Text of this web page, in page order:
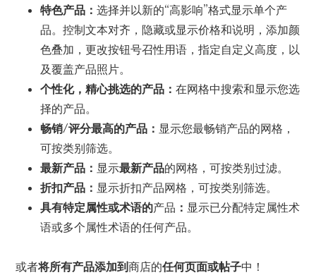
特色产品：选择并以新的“高影响”格式显示单个产
品。控制文本对齐，隐藏或显示价格和说明，添加颜
色叠加，更改按钮号召性用语，指定自定义高度，以
及覆盖产品照片。
个性化，精心挑选的产品：在网格中搜索和显示您选
择的产品。
畅销/评分最高的产品： 显示您最畅销产品的网格，
可按类别筛选。
最新产品： 显示最新产品的网格，可按类别过滤。
折扣产品： 显示折扣产品网格，可按类别筛选。
具有特定属性或术语的产品 ： 显示已分配特定属性术
语或多个属性术语的任何产品。
或者将所有产品添加到商店的任何页面或帖子中！